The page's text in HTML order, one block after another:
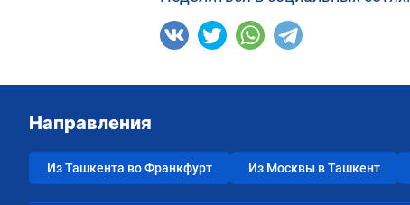
Направления
Из Ташкента во Франкфурт Из Москвы в Ташкент